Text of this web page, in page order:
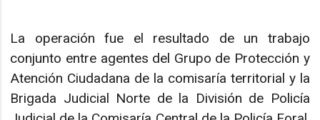
La operación fue el resultado de un trabajo
conjunto entre agentes del Grupo de Protección y
Atención Ciudadana de la comisaría territorial y la
Brigada Judicial Norte de la División de Policía